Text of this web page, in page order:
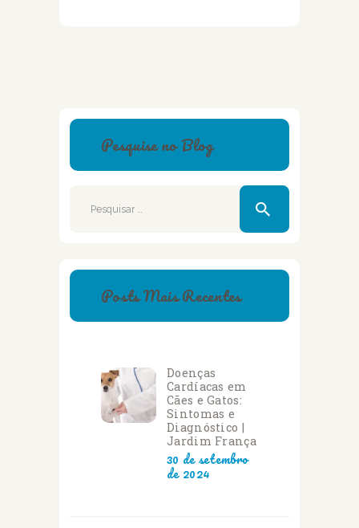
Pesquise no Blog
Posts Mais Recentes
Doenças
Cardíacas em
Cães e Gatos:
Sintomas e
Diagnóstico |
Jardim França
30 de setembro
de 2024